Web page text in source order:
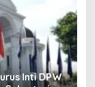
Dua Hari,